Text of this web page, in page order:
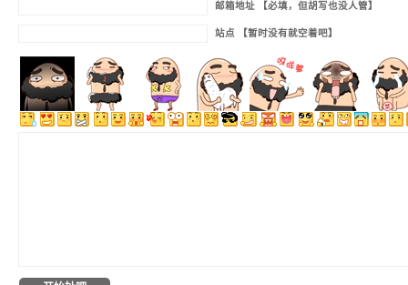
邮箱地址 【必填，但胡写也没人管】
站点 【暂时没有就空着吧】